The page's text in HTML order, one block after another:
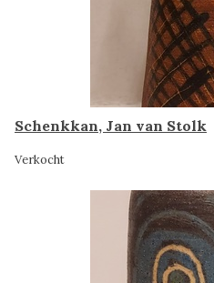
Schenkkan, Jan van Stolk
Verkocht